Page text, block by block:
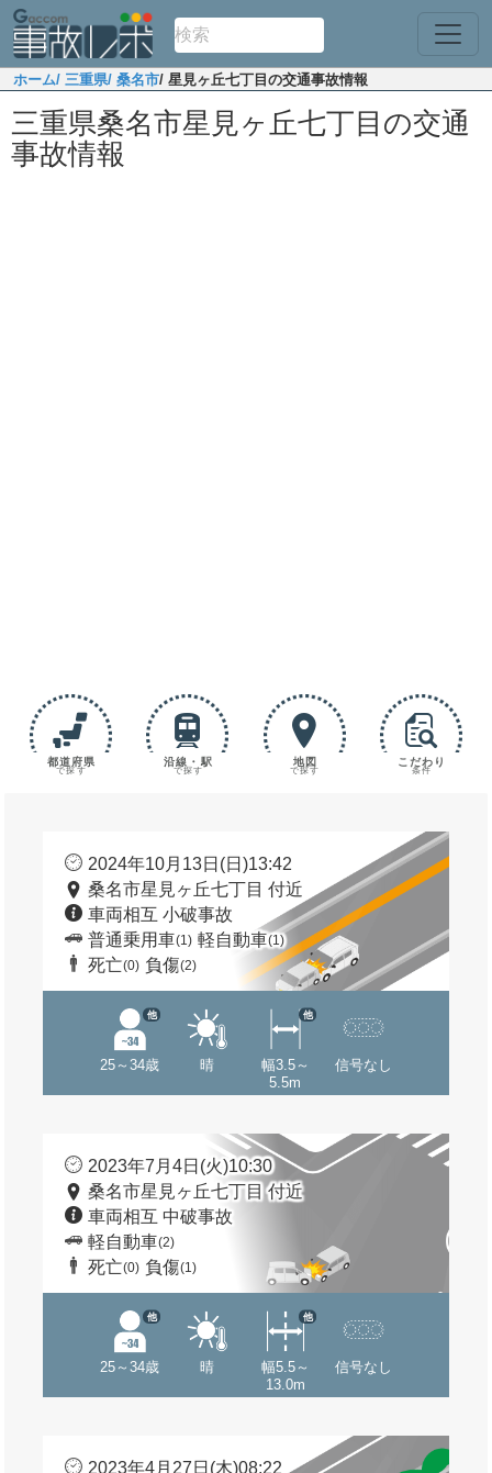
ホーム/ 三重県/ 桑名市/ 星見ヶ丘七丁目の交通事故情報
三重県桑名市星見ヶ丘七丁目の交通
事故情報
都道府県
で探す
沿線・駅
で探す
地図
で探す
こだわり
条件
2024年10月13日(日)13:42
桑名市星見ヶ丘七丁目 付近
車両相互 小破事故
普通乗用車(1) 軽自動車(1)
死亡(0) 負傷(2)
25～34歳
他
晴
幅3.5～
5.5m
他
信号なし
2023年7月4日(火)10:30
桑名市星見ヶ丘七丁目 付近
車両相互 中破事故
軽自動車(2)
死亡(0) 負傷(1)
25～34歳
他
晴
幅5.5～
13.0m
他
信号なし
2023年4月27日(木)08:22